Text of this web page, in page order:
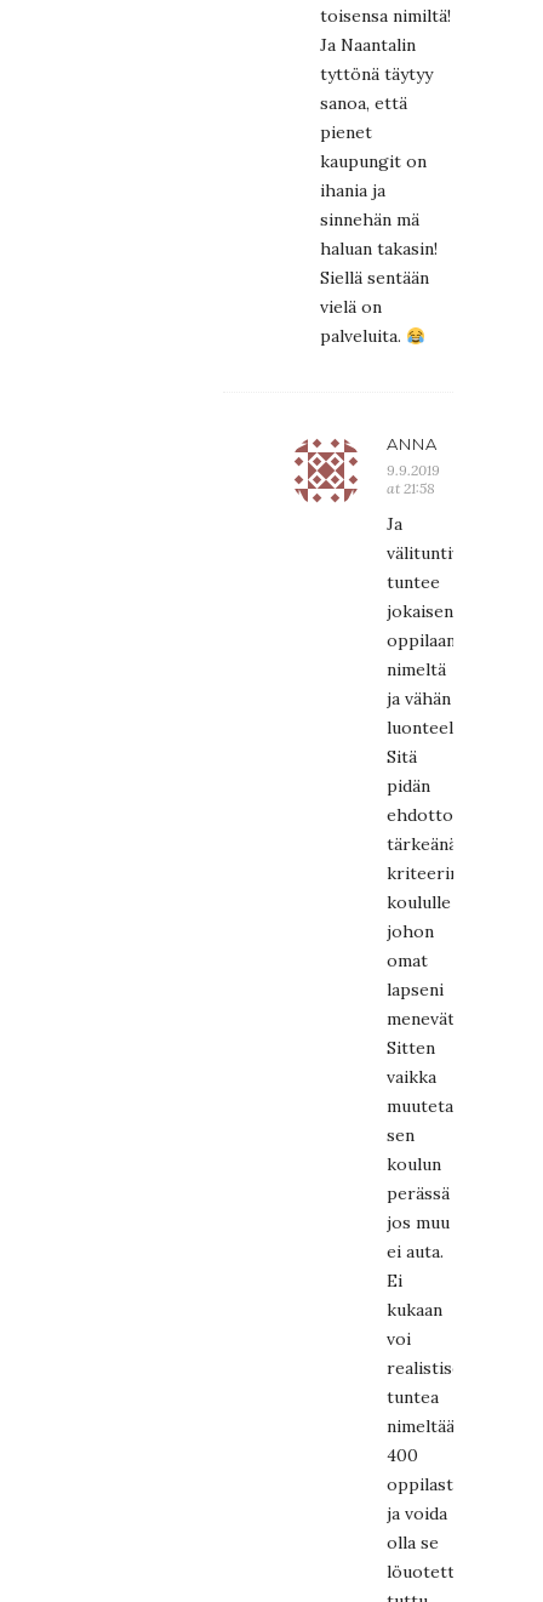
toisensa nimiltä!
Ja Naantalin
tyttönä täytyy
sanoa, että
pienet
kaupungit on
ihania ja
sinnehän mä
haluan takasin!
Siellä sentään
vielä on
palveluita.
ANNA
9.9.2019
at 21:58
Ja
välituntivalvoja
tuntee
jokaisen
oppilaan
nimeltä
ja vähän
luonteeltakin.
Sitä
pidän
ehdottoman
tärkeänä
kriteerinä
koululle
johon
omat
lapseni
menevät.
Sitten
vaikka
muutetaan
sen
koulun
perässä
jos muu
ei auta.
Ei
kukaan
voi
realistisesti
tuntea
nimeltää
400
oppilasta
ja voida
olla se
löuotettu